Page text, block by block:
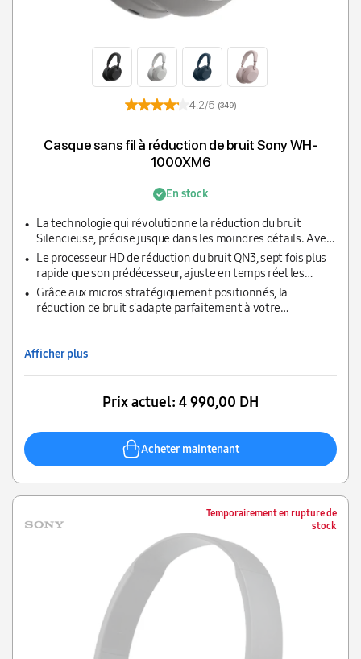
4.2/5 (349)
Casque sans fil à réduction de bruit Sony WH-
1000XM6
En stock
La technologie qui révolutionne la réduction du bruit
Silencieuse, précise jusque dans les moindres détails. Avec
des processeurs avancés et un système de micro adaptatif,
la réduction du son est optimisée en temps réel pour que
vous puissiez rester dans votre bulle et que votre son reste
limpide
Le processeur HD de réduction du bruit QN3, sept fois plus
rapide que son prédécesseur, ajuste en temps réel les
données de 12 micros, améliorant ainsi la réduction du
bruit, la qualité audio et la clarté des appels de manière
Grâce aux micros stratégiquement positionnés, la
réduction de bruit s'adapte parfaitement à votre
Afficher plus
Prix actuel: 4 990,00 DH
Acheter maintenant
Temporairement en rupture de
stock